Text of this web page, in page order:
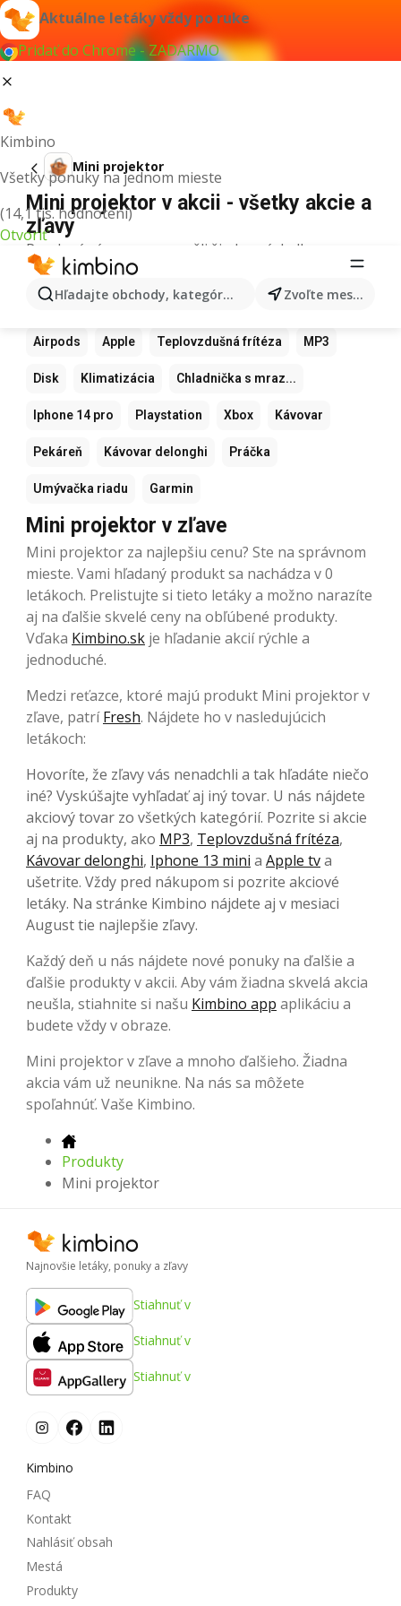
Aktuálne letáky vždy po ruke
Pridať do Chrome - ZADARMO
Kimbino
Všetky ponuky na jednom mieste
(14,1 tis. hodnotení)
Otvoriť
Hľadajte obchody, kategórie, produkty... Zvoľte mesto
Mini projektor
Mini projektor v akcii - všetky akcie a
zľavy
Pre daný výraz sme nenašli žiadne výsledky.
Ďalšie obľúbené produkty
Samsung Xiaomi Apple Watch
Airpods Apple Teplovzdušná frítéza MP3
Disk Klimatizácia Chladnička s mraz...
Iphone 14 pro Playstation Xbox Kávovar
Pekáreň Kávovar delonghi Práčka
Umývačka riadu Garmin
Mini projektor v zľave
Mini projektor za najlepšiu cenu? Ste na správnom
mieste. Vami hľadaný produkt sa nachádza v 0
letákoch. Prelistujte si tieto letáky a možno narazíte
aj na ďalšie skvelé ceny na obľúbené produkty.
Vďaka Kimbino.sk je hľadanie akcií rýchle a
jednoduché.
Medzi reťazce, ktoré majú produkt Mini projektor v
zľave, patríFresh. Nájdete ho v nasledujúcich
letákoch:
Hovoríte, že zľavy vás nenadchli a tak hľadáte niečo
iné? Vyskúšajte vyhľadať aj iný tovar. U nás nájdete
akciový tovar zo všetkých kategórií. Pozrite si akcie
aj na produkty, ako MP3, Teplovzdušná frítéza,
Kávovar delonghi, Iphone 13 mini a Apple tva
ušetrite. Vždy pred nákupom si pozrite akciové
letáky. Na stránke Kimbino nájdete aj v mesiaci
August tie najlepšie zľavy.
Každý deň u nás nájdete nové ponuky na ďalšie a
ďalšie produkty v akcii. Aby vám žiadna skvelá akcia
neušla, stiahnite si našu Kimbino app aplikáciu a
budete vždy v obraze.
Mini projektor v zľave a mnoho ďalšieho. Žiadna
akcia vám už neunikne. Na nás sa môžete
spoľahnúť. Vaše Kimbino.
Produkty
Mini projektor
Najnovšie letáky, ponuky a zľavy
Stiahnuť v
Stiahnuť v
Stiahnuť v
Kimbino
FAQ
Kontakt
Nahlásiť obsah
Mestá
Produkty